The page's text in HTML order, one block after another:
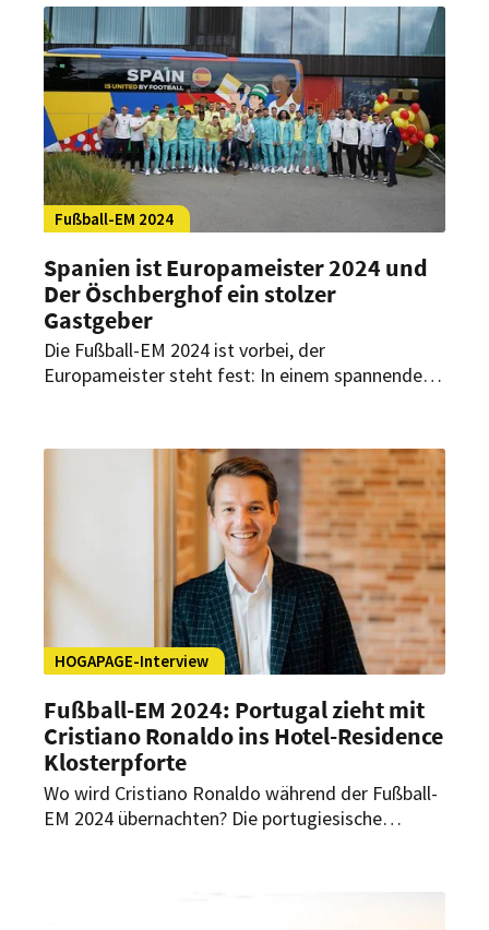
Fußball-EM 2024
Spanien ist Europameister 2024 und
Der Öschberghof ein stolzer
Gastgeber
Die Fußball-EM 2024 ist vorbei, der
Europameister steht fest: In einem spannenden
der gesamten EM war Der Öschberghof dabei
das Zuhause der spanischen
Nationalmannschaft.
HOGAPAGE-Interview
Fußball-EM 2024: Portugal zieht mit
Cristiano Ronaldo ins Hotel-Residence
Klosterpforte
Wo wird Cristiano Ronaldo während der Fußball-
EM 2024 übernachten? Die portugiesische